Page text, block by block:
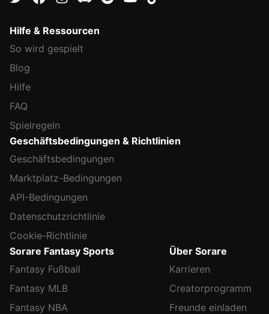
Hilfe & Ressourcen
So wird gespielt
Blog
Hilfe
FAQ
Spielregeln
Geschäftsbedingungen & Richtlinien
Geschäftsbedingungen
Marktplatz-Bedingungen
API-Bedingungen
Datenschutzrichtlinie
Cookie-Richtlinie
Sorare Fantasy Sports
Fantasy Fußball
Fantasy MLB
Fantasy NBA
Über Sorare
Karrieren
Creatorprogramm
Freunde einladen